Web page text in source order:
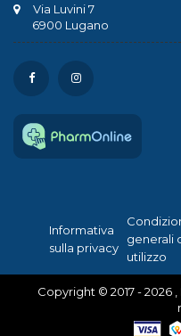
Via Luvini 7
6900 Lugano
Informativa
sulla privacy
generali
utilizzo
Copyright © 2017 - 2026